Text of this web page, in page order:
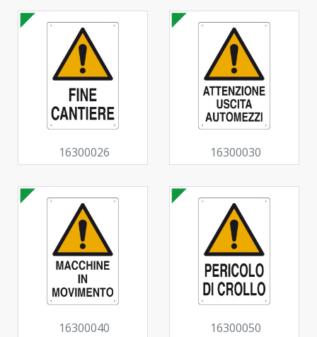
16300026 16300030
16300040 16300050